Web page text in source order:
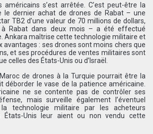
américains s’est arrêtée. C’est peut-être la
le dernier achat de drones de Rabat – une
TB2 d’une valeur de 70 millions de dollars,
à Rabat dans deux mois – a été effectué
Ankara maîtrise cette technologie militaire et
avantages : ses drones sont moins chers que
et ses procédures de ventes militaires sont
celles des États-Unis ou d’Israël.
de drones à la Turquie pourrait être la
déborder le vase de la patience américaine.
ne se contente pas de contrôler ses
mais surveille également l’éventuel
technologie militaire par les acheteurs
États-Unis leur aient ou non vendu cette